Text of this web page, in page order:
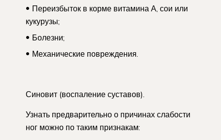
Переизбыток в корме витамина А, сои или
кукурузы;
Болезни;
Механические повреждения.
Синовит (воспаление суставов).
Узнать предварительно о причинах слабости
ног можно по таким признакам: